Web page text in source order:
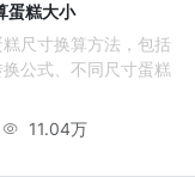
蛋糕大小
尺寸换算方法，包括
公式、不同尺寸蛋糕
11.04万